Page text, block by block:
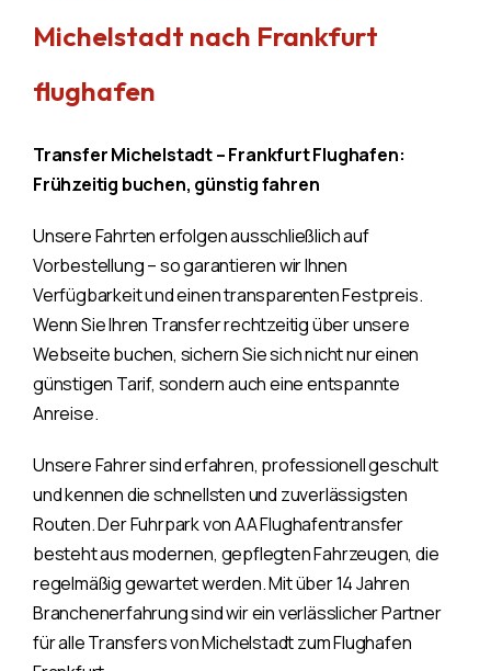
Michelstadt nach Frankfurt
flughafen
Transfer Michelstadt – Frankfurt Flughafen:
Frühzeitig buchen, günstig fahren
Unsere Fahrten erfolgen ausschließlich auf
Vorbestellung – so garantieren wir Ihnen
Verfügbarkeit und einen transparenten Festpreis.
Wenn Sie Ihren Transfer rechtzeitig über unsere
Webseite buchen, sichern Sie sich nicht nur einen
günstigen Tarif, sondern auch eine entspannte
Anreise.
Unsere Fahrer sind erfahren, professionell geschult
und kennen die schnellsten und zuverlässigsten
Routen. Der Fuhrpark von AA Flughafentransfer
besteht aus modernen, gepflegten Fahrzeugen, die
regelmäßig gewartet werden. Mit über 14 Jahren
Branchenerfahrung sind wir ein verlässlicher Partner
für alle Transfers von Michelstadt zum Flughafen